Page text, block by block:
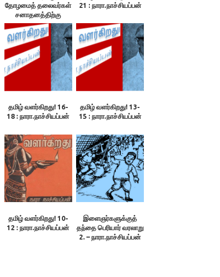
தோழமைத் தலைவர்கள்
சனாதனத்திற்கு
எதிராகப் பேசி
வருகிறார்களே! ++ 123.
நிறைவான செய்தி
என்ன? – இலக்குவனார்
திருவள்ளுவன்
21 : நாரா.நாச்சியப்பன்
தமிழ் வளர்கிறது! 16-
18 : நாரா.நாச்சியப்பன்
தமிழ் வளர்கிறது! 13-
15 : நாரா.நாச்சியப்பன்
தமிழ் வளர்கிறது! 10-
12 : நாரா.நாச்சியப்பன்
இளைஞர்களுக்குத்
தந்தை பெரியார் வரலாறு
2. – நாரா.நாச்சியப்பன்